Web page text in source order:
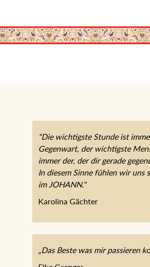
“Die wichtigste Stunde ist
Gegenwart, der wichtigste
immer der, der dir gerade
gegenübersteht. In diesem
wir uns sehr wohl im JOHANN."
Karolina Gächter
„Das Beste was mir passieren